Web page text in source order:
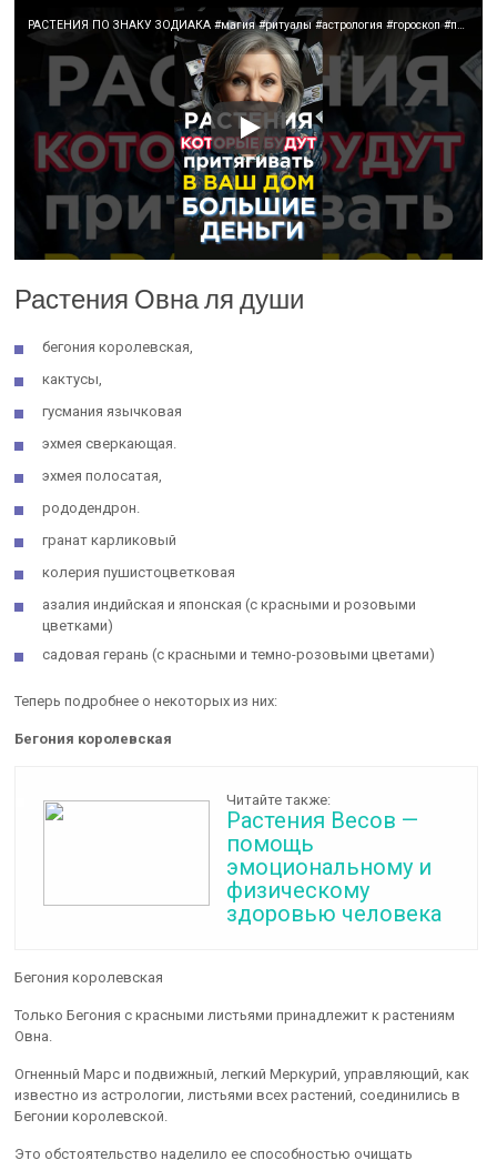
РАСТЕНИЯ ПО ЗНАКУ ЗОДИАКА #магия #ритуалы #астрология #гороскоп #психология
Растения Овна ля души
бегония королевская,
кактусы,
гусмания язычковая
эхмея сверкающая.
эхмея полосатая,
рододендрон.
гранат карликовый
колерия пушистоцветковая
азалия индийская и японская (с красными и розовыми
цветками)
садовая герань (с красными и темно-розовыми цветами)
Теперь подробнее о некоторых из них:
Бегония королевская
Читайте также:
Растения Весов —
помощь
эмоциональному и
физическому
здоровью человека
Бегония королевская
Только Бегония с красными листьями принадлежит к растениям
Овна.
Огненный Марс и подвижный, легкий Меркурий, управляющий, как
известно из астрологии, листьями всех растений, соединились в
Бегонии королевской.
Это обстоятельство наделило ее способностью очищать